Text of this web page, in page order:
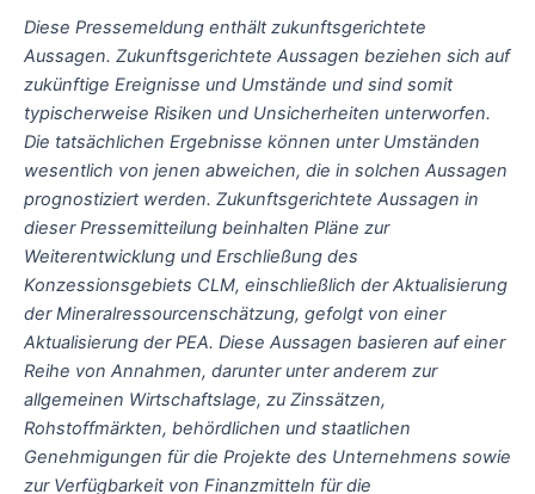
Diese Pressemeldung enthält zukunftsgerichtete
Aussagen. Zukunftsgerichtete Aussagen beziehen sich auf
zukünftige Ereignisse und Umstände und sind somit
typischerweise Risiken und Unsicherheiten unterworfen.
Die tatsächlichen Ergebnisse können unter Umständen
wesentlich von jenen abweichen, die in solchen Aussagen
prognostiziert werden. Zukunftsgerichtete Aussagen in
dieser Pressemitteilung beinhalten Pläne zur
Weiterentwicklung und Erschließung des
Konzessionsgebiets CLM, einschließlich der Aktualisierung
der Mineralressourcenschätzung, gefolgt von einer
Aktualisierung der PEA. Diese Aussagen basieren auf einer
Reihe von Annahmen, darunter unter anderem zur
allgemeinen Wirtschaftslage, zu Zinssätzen,
Rohstoffmärkten, behördlichen und staatlichen
Genehmigungen für die Projekte des Unternehmens sowie
zur Verfügbarkeit von Finanzmitteln für die